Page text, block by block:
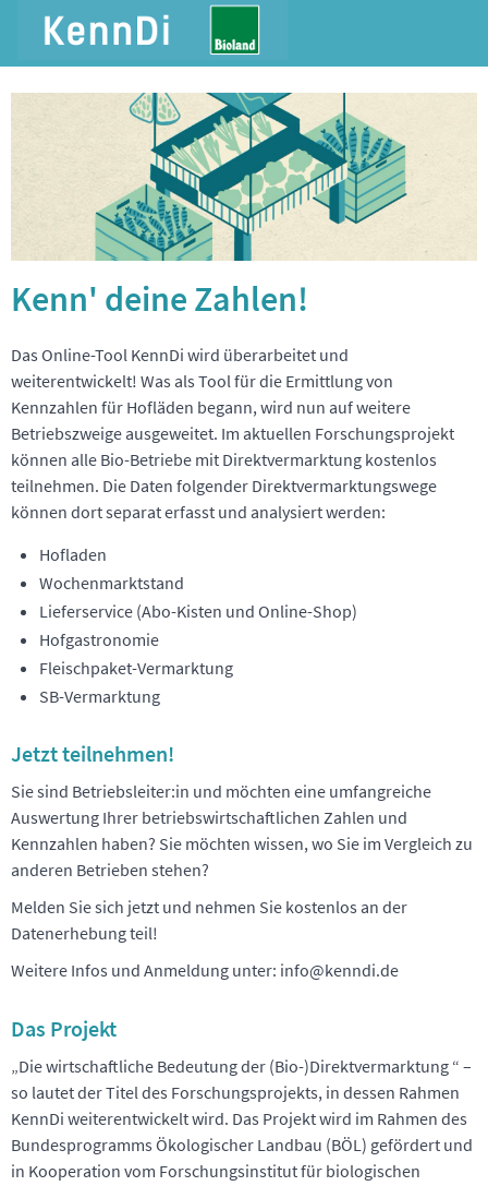
Kenn' deine Zahlen!
Das Online-Tool KennDi wird überarbeitet und
weiterentwickelt! Was als Tool für die Ermittlung von
Kennzahlen für Hofläden begann, wird nun auf weitere
Betriebszweige ausgeweitet. Im aktuellen Forschungsprojekt
können alle Bio-Betriebe mit Direktvermarktung kostenlos
teilnehmen. Die Daten folgender Direktvermarktungswege
können dort separat erfasst und analysiert werden:
Hofladen
Wochenmarktstand
Lieferservice (Abo-Kisten und Online-Shop)
Hofgastronomie
Fleischpaket-Vermarktung
SB-Vermarktung
Jetzt teilnehmen!
Sie sind Betriebsleiter:in und möchten eine umfangreiche
Auswertung Ihrer betriebswirtschaftlichen Zahlen und
Kennzahlen haben? Sie möchten wissen, wo Sie im Vergleich zu
anderen Betrieben stehen?
Melden Sie sich jetzt und nehmen Sie kostenlos an der
Datenerhebung teil!
Weitere Infos und Anmeldung unter: info@kenndi.de
Das Projekt
„Die wirtschaftliche Bedeutung der (Bio-)Direktvermarktung “ –
so lautet der Titel des Forschungsprojekts, in dessen Rahmen
KennDi weiterentwickelt wird. Das Projekt wird im Rahmen des
Bundesprogramms Ökologischer Landbau (BÖL) gefördert und
in Kooperation vom Forschungsinstitut für biologischen